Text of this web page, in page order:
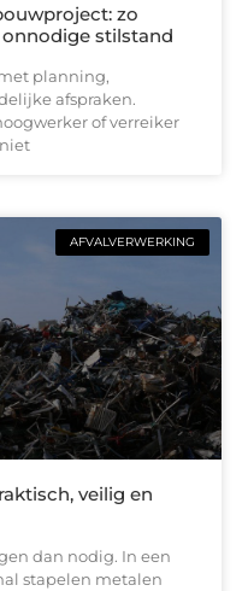
zo
stilstand
planning,
afspraken.
of verreiker
AFVALVERWERKING
veilig en
dan nodig. In een
stapelen metalen